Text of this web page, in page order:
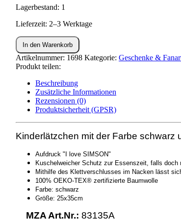
Lagerbestand: 1
Lieferzeit: 2–3 Werktage
Kinderlätzchen
-
schwarz
-
Simson
Menge
In den Warenkorb
Artikelnummer: 1698 Kategorie: Geschenke &
Produkt teilen:
Beschreibung
Zusätzliche Informationen
Rezensionen (0)
Produktsicherheit (GPSR)
Kinderlätzchen mit der Farbe schwarz
Aufdruck "I love SIMSON"
Kuschelweicher Schutz zur Essenszeit, falls doch
Mithilfe des Klettverschlusses im Nacken lässt
100% OEKO-TEX® zertifizierte Baumwolle
Farbe: schwarz
Größe: 25x35cm
MZA Art.Nr.: 83135A